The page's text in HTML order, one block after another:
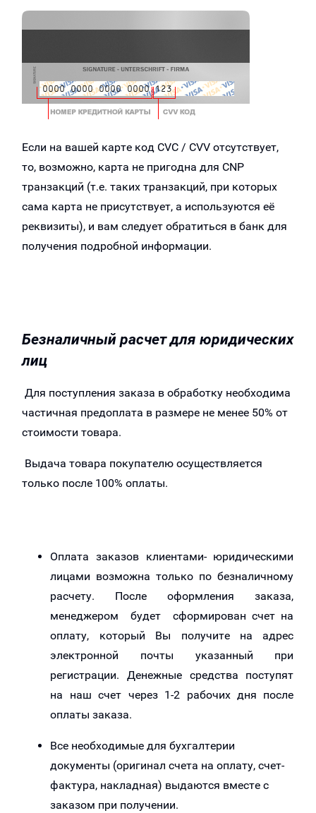
Если на вашей карте код CVC / CVV отсутствует,
то, возможно, карта не пригодна для CNP
транзакций (т.е. таких транзакций, при которых
сама карта не присутствует, а используются её
реквизиты), и вам следует обратиться в банк для
получения подробной информации.
Безналичный расчет для юридических
лиц
Для поступления заказа в обработку необходима
частичная предоплата в размере не менее 50% от
стоимости товара.
Выдача товара покупателю осуществляется
только после 100% оплаты.
Оплата заказов клиентами- юридическими
лицами возможна только по безналичному
расчету. После оформления заказа,
менеджером будет сформирован счет на
оплату, который Вы получите на адрес
электронной почты указанный при
регистрации. Денежные средства поступят
на наш счет через 1-2 рабочих дня после
оплаты заказа.
Все необходимые для бухгалтерии
документы (оригинал счета на оплату, счет-
фактура, накладная) выдаются вместе с
заказом при получении.